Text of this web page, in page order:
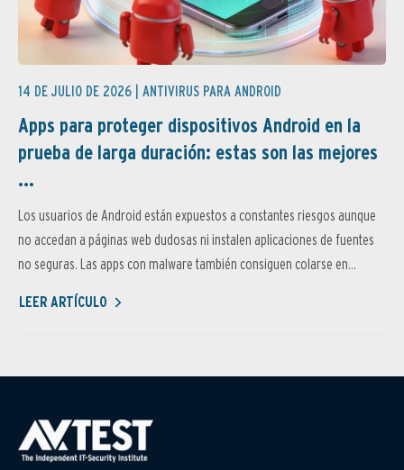
14 DE JULIO DE 2026 | ANTIVIRUS PARA ANDROID
Apps para proteger dispositivos Android en la
prueba de larga duración: estas son las mejores
...
Los usuarios de Android están expuestos a constantes riesgos aunque
no accedan a páginas web dudosas ni instalen aplicaciones de fuentes
no seguras. Las apps con malware también consiguen colarse en...
LEER ARTÍCULO